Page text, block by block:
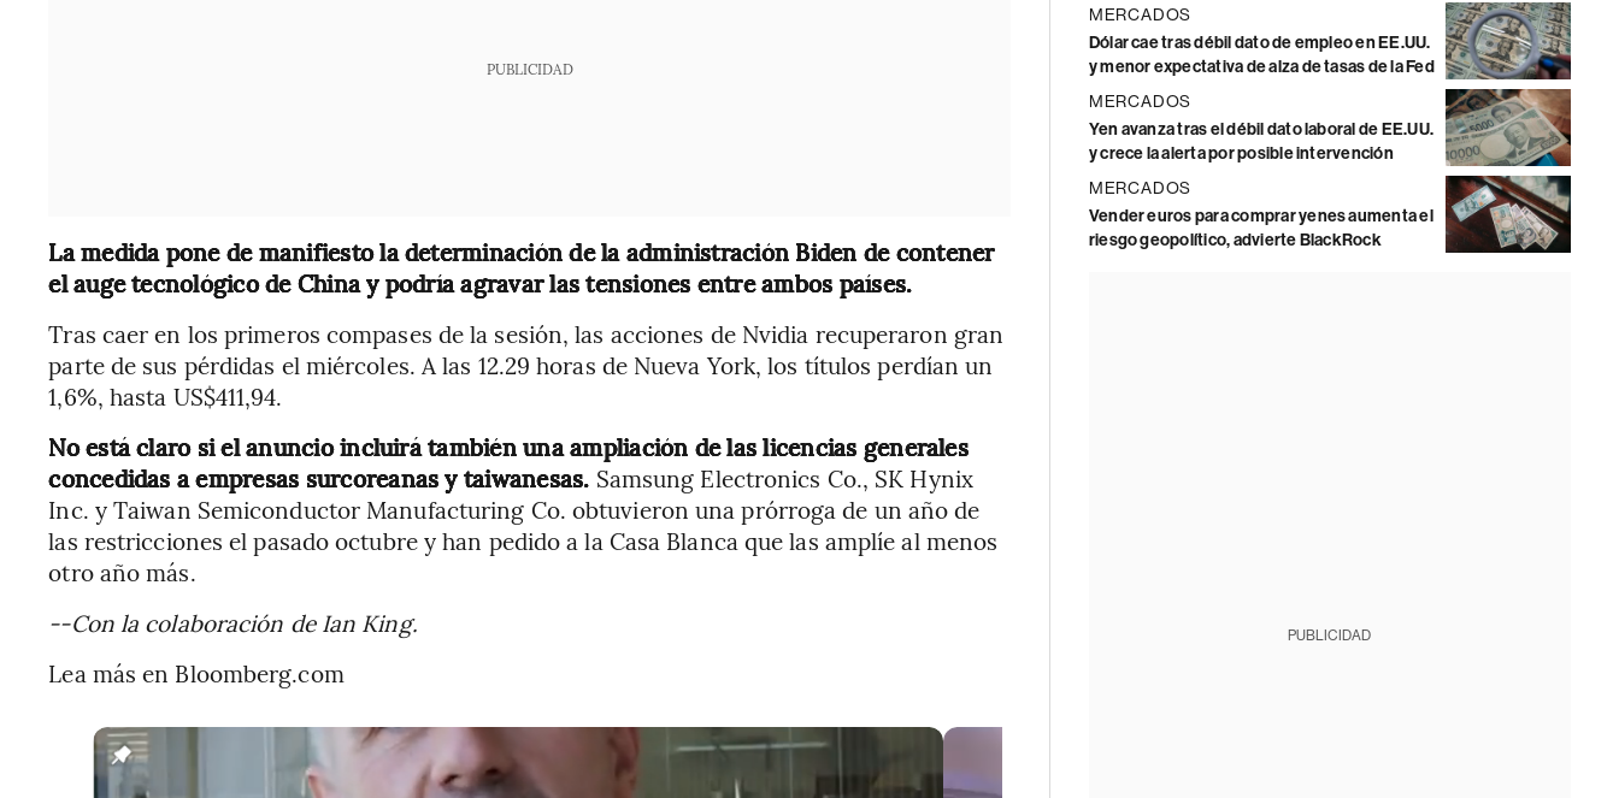
PUBLICIDAD
La medida pone de manifiesto la determinación de la administración Biden de contener
el auge tecnológico de China y podría agravar las tensiones entre ambos países.
Tras caer en los primeros compases de la sesión, las acciones de Nvidia recuperaron gran
parte de sus pérdidas el miércoles. A las 12.29 horas de Nueva York, los títulos perdían un
1,6%, hasta US$411,94.
No está claro si el anuncio incluirá también una ampliación de las licencias generales
concedidas a empresas surcoreanas y taiwanesas. Samsung Electronics Co., SK Hynix
Inc. y Taiwan Semiconductor Manufacturing Co. obtuvieron una prórroga de un año de
las restricciones el pasado octubre y han pedido a la Casa Blanca que las amplíe al menos
otro año más.
--Con la colaboración de Ian King.
Lea más en Bloomberg.com
MERCADOS
Dólar cae tras débil dato de empleo en EE.UU.
y menor expectativa de alza de tasas de la Fed
MERCADOS
Yen avanza tras el débil dato laboral de EE.UU.
y crece la alerta por posible intervención
MERCADOS
Vender euros para comprar yenes aumenta el
riesgo geopolítico, advierte BlackRock
PUBLICIDAD